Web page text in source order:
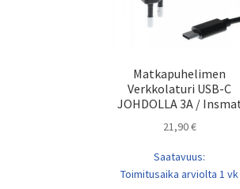
Matkapuhelimen
Verkkolaturi USB-C
JOHDOLLA 3A /
21,90€
Saatavuus:
Toimitusaika arviolta 1 vk